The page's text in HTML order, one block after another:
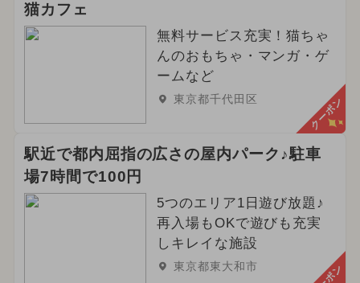
猫カフェ
無料サービス充実！猫ちゃ
んのおもちゃ・マンガ・ゲ
ームなど
東京都千代田区 クーポン
駅近で都内屈指の広さの屋内パーク♪駐車
場7時間で100円
5つのエリア1日遊び放題♪
再入場もOKで遊びも充実
しキレイな施設
東京都東大和市